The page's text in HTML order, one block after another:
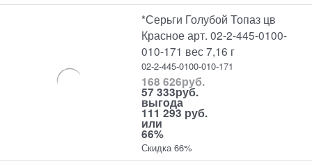
*Серьги Голубой Топаз цв
Красное арт. 02-2-445-0100-
010-171 вес 7,16 г
02-2-445-0100-010-171
168 626руб.
57 333руб.
выгода
111 293 руб.
или
66%
Скидка 66%